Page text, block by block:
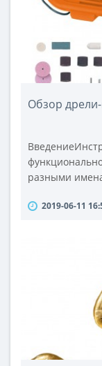
Обзор
разными
часто дают
аналоги
которая
целые серии
2019-06-11